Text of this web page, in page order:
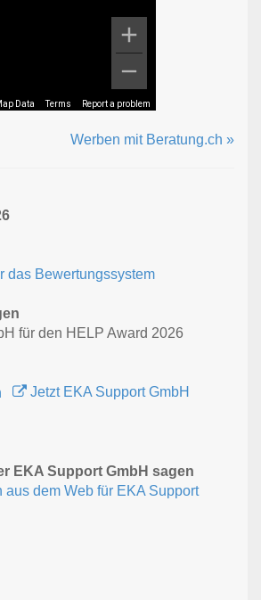
Data Terms Report a problem
Werben mit Beratung.ch »
das Bewertungssystem
für den HELP Award 2026
Jetzt EKA Support GmbH
EKA Support GmbH sagen
aus dem Web für EKA Support